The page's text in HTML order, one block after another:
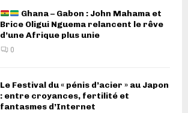
Ghana – Gabon : John Mahama et
Brice Oligui Nguema relancent le rêve
d’une Afrique plus unie
0
Le Festival du « pénis d’acier » au Japon
: entre croyances, fertilité et
fantasmes d’Internet